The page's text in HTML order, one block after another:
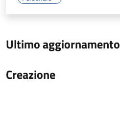
Ultimo aggiornamento
Creazione